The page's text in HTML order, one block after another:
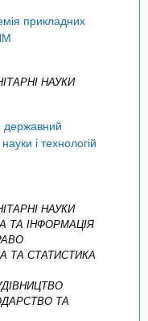
прикладних
НАУКИ
державний
і технологій
НАУКИ
ТА ІНФОРМАЦІЯ
ТА СТАТИСТИКА
ТА